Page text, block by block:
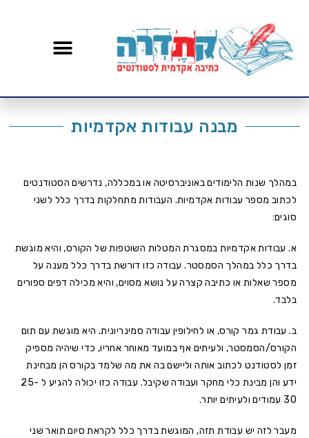
מבנה עבודות אקדמיות
במהלך שנות הלימודים באוניברסיטה או במכללה, נדרשים הסטודנטים
לכתוב מספר עבודות אקדמיות. העבודות מתחלקות בדרך כלל לשני
סוגים:
א. עבודות אקדמיות במסגרת המטלות השוטפות של הקורס, והיא מוגשת
בדרך כלל במהלך הסמסטר. עבודה כזו דורשת בדרך כלל מענה על
מספר שאלות או כתיבה קצרה על נושא מסוים, והיא מכילה דפים ספורים
בלבד.
ב. עבודת גמר קורס, או לחילופין עבודה סמינריונית. היא מוגשת עם תום
הקורס/הסמסטר, ולעיתים אף במועד מאוחר אחריו, כדי שיהיה מספיק
זמן לסטודנט לכתוב אותה וליישם בה את מה שלמד בקורס הן מבחינת
ידע והן מבינת כלי מחקר ועבודה שקיבל. עבודה כזו יכולה להגיע ל 25-
30 עמודים ולעיתים יותר.
מעבר לזה יש עבודת תזה, המוגשת בדרך כלל לקראת סיום תואר שני